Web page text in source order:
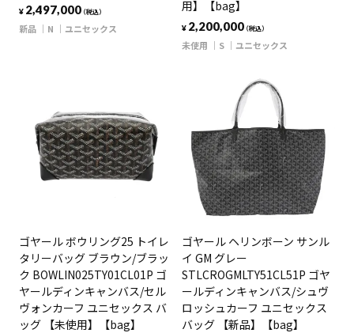
¥ 2,497,000（税込）
新品 N ユニセックス
用】【bag】
¥ 2,200,000（税込）
未使用 S ユニセックス
ゴヤール ボウリング25 トイレ
タリーバッグ ブラウン/ブラッ
ク BOWLIN025TY01CL01P ゴ
ヤールディンキャンバス/セル
ヴォンカーフ ユニセックス バ
ッグ 【未使用】【bag】
ゴヤール ヘリンボーン サンル
イ GM グレー
STLCROGMLTY51CL51P ゴヤ
ールディンキャンバス/シュヴ
ロッシュカーフ ユニセックス
バッグ 【新品】【bag】